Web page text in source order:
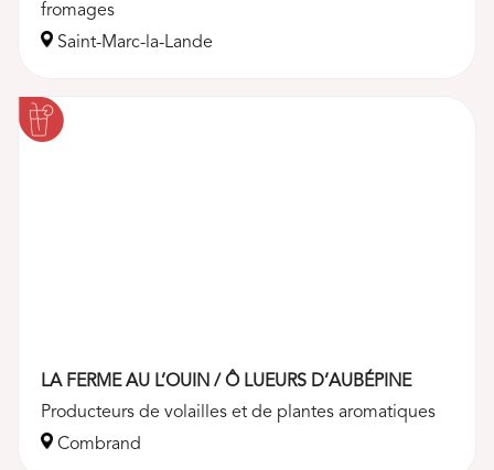
fromages
Saint-Marc-la-Lande
LA FERME AU L’OUIN / Ô LUEURS D’AUBÉPINE
Producteurs de volailles et de plantes aromatiques
Combrand